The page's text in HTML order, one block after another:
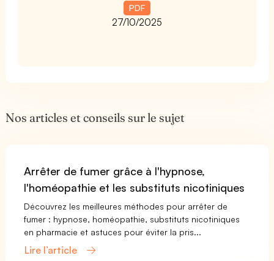
PDF
27/10/2025
Nos articles et conseils sur le sujet
Arrêter de fumer grâce à l'hypnose,
l'homéopathie et les substituts nicotiniques
Découvrez les meilleures méthodes pour arrêter de
fumer : hypnose, homéopathie, substituts nicotiniques
en pharmacie et astuces pour éviter la pris...
Lire l’article